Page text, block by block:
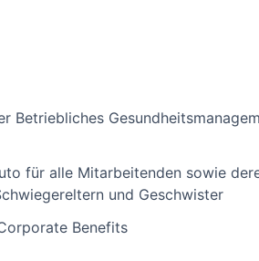
Betriebliches
für alle Mitarbeitenden sowie
und Geschwister
Benefits